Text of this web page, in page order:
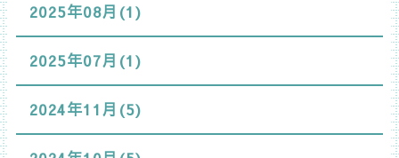
2025年08月(1)
2025年07月(1)
2024年11月(5)